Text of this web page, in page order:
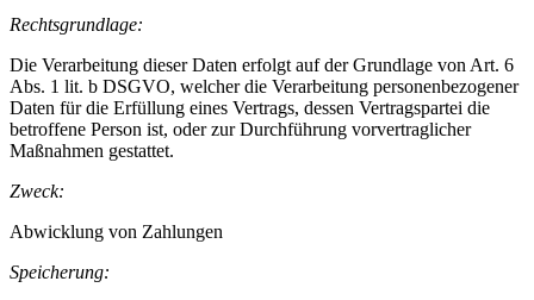
Rechtsgrundlage:
Die Verarbeitung dieser Daten erfolgt auf der Grundlage von Art. 6
Abs. 1 lit. b DSGVO, welcher die Verarbeitung personenbezogener
Daten für die Erfüllung eines Vertrags, dessen Vertragspartei die
betroffene Person ist, oder zur Durchführung vorvertraglicher
Maßnahmen gestattet.
Zweck:
Abwicklung von Zahlungen
Speicherung: